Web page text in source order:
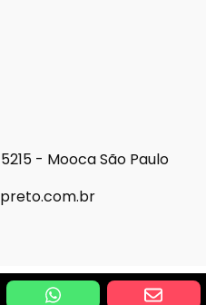
- Mooca São Paulo
os Direitos Reservados